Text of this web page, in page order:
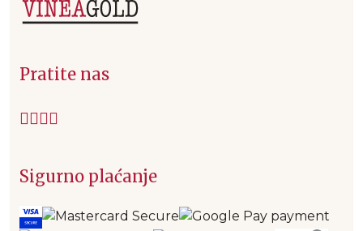
Pratite nas
Sigurno plaćanje